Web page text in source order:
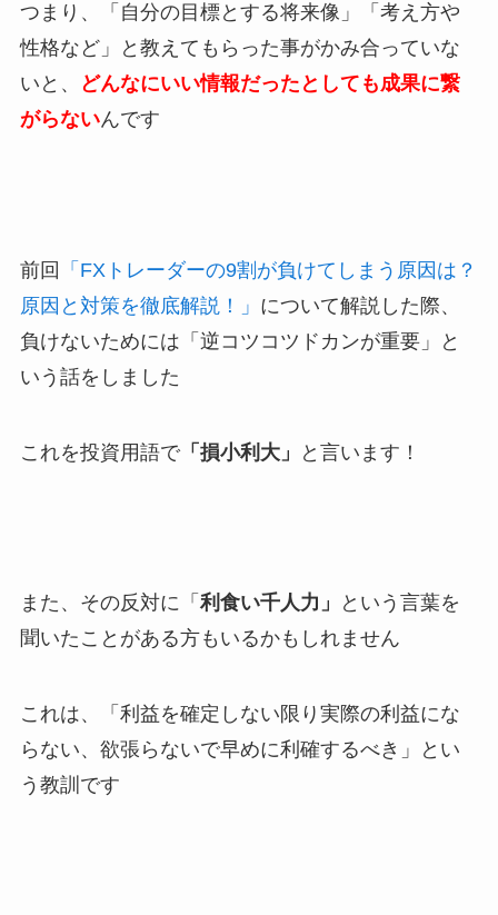
つまり、「自分の目標とする将来像」「考え方や
性格など」と教えてもらった事がかみ合っていな
いと、
どんなにいい情報だったとしても成果に繋
がらないんです
前回
「FXトレーダーの9割が負けてしまう原因は？
原因と対策を徹底解説！」 について解説した際、
負けないためには「逆コツコツドカンが重要」と
いう話をしました
これを投資用語で「損小利大」 と言います！
また、その反対に「 利食い千人力」
という言葉を
聞いたことがある方もいるかもしれません
これは、「利益を確定しない限り実際の利益にな
らない、欲張らないで早めに利確するべき」とい
う教訓です